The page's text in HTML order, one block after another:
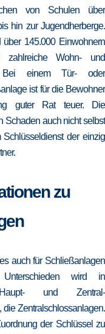
von Schulen über
hin zur Jugendherberge.
145.000 Einwohnern
Wohn- und
Bei einem Tür- oder
ist für die Bewohner
guter Rat teuer. Die
Schaden auch nicht selbst
der einzig
zu
auch für Schließanlagen
wird in
und Zentral-
Zentralschlossanlagen.
der Schlüssel zu